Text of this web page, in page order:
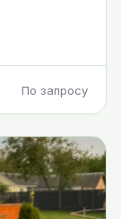
По запросу